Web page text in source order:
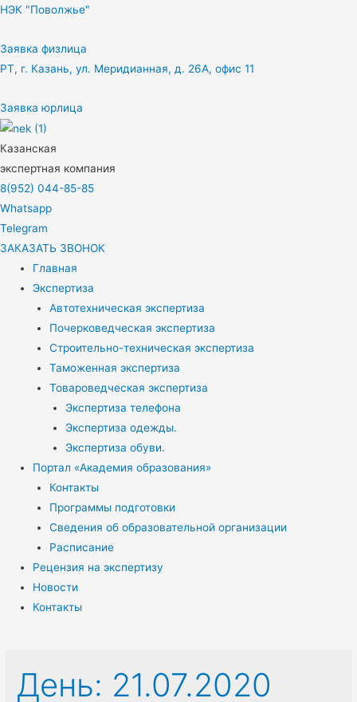
НЭК "Поволжье"
Заявка физлица
РТ, г. Казань, ул. Меридианная, д. 26А, офис 11
Заявка юрлица
Казанская
экспертная компания
8(952) 044-85-85
Whatsapp
Telegram
ЗАКАЗАТЬ ЗВОНОК
Главная
Экспертиза
Автотехническая экспертиза
Почерковедческая экспертиза
Строительно-техническая экспертиза
Таможенная экспертиза
Товароведческая экспертиза
Экспертиза телефона
Экспертиза одежды.
Экспертиза обуви.
Портал «Академия образования»
Контакты
Программы подготовки
Сведения об образовательной организации
Расписание
Рецензия на экспертизу
Новости
Контакты
День: 21.07.2020